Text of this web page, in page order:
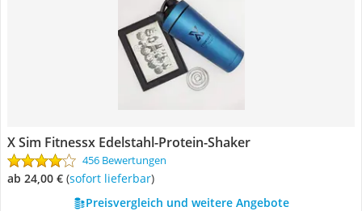
X Sim Fitnessx Edelstahl-Protein-Shaker
456 Bewertungen
ab 24,00 € ( Sofort lieferbar)
Preisvergleich und weitere Angebote